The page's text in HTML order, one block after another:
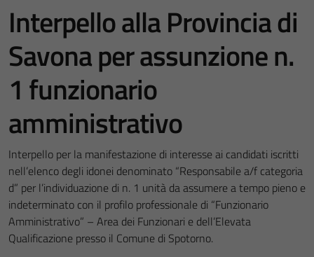
Interpello alla Provincia di
Savona per assunzione n.
1 funzionario
amministrativo
Interpello per la manifestazione di interesse ai candidati iscritti
nell’elenco degli idonei denominato “Responsabile a/f categoria
d” per l’individuazione di n. 1 unità da assumere a tempo pieno e
indeterminato con il profilo professionale di “Funzionario
Amministrativo” – Area dei Funzionari e dell’Elevata
Qualificazione presso il Comune di Spotorno.